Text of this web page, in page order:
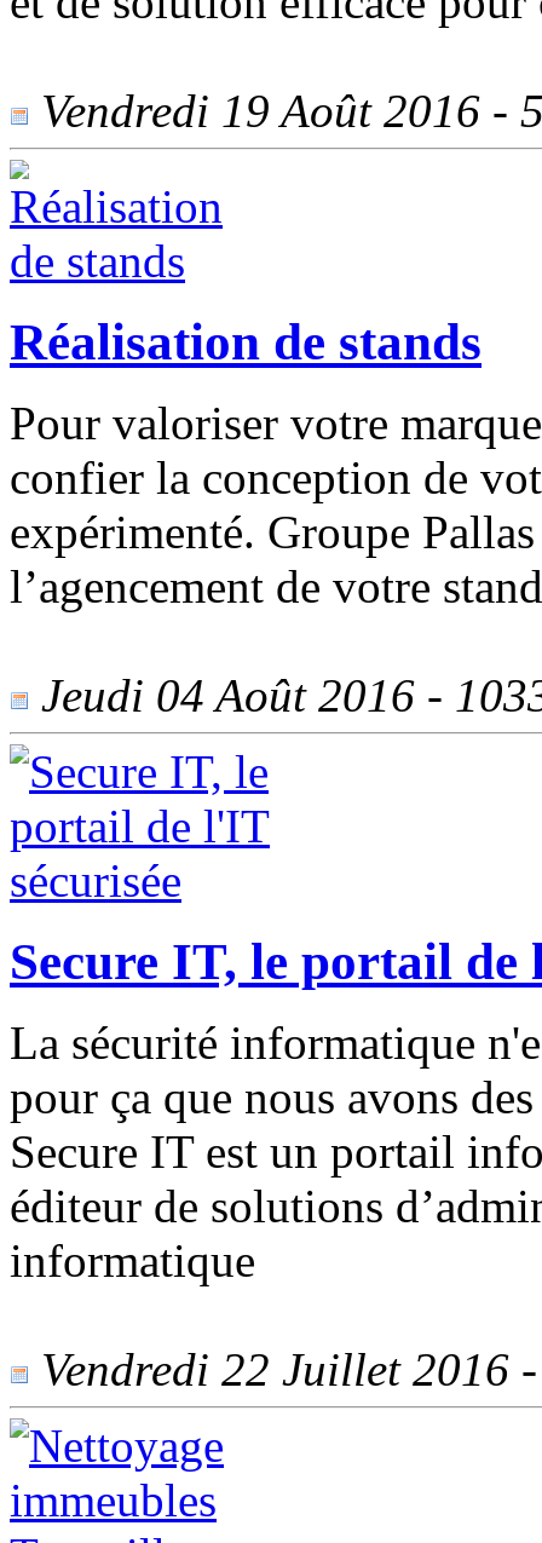
Vendredi 19 Août 2016 -
Réalisation de stands
Pour valoriser votre
confier la conception de
expérimenté. Groupe
l’agencement de votre
Jeudi 04 Août 2016 -
Secure IT, le portail de
La sécurité informatique
pour ça que nous avons
Secure IT est un portail
éditeur de solutions
informatique
Vendredi 22 Juillet 2016